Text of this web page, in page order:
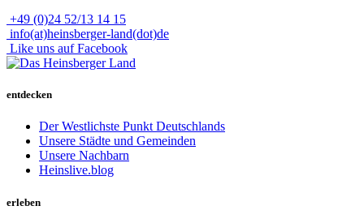
+49 (0)24 52/13 14 15
info(at)heinsberger-land(dot)de
Like uns auf Facebook
entdecken
Der Westlichste Punkt Deutschlands
Unsere Städte und Gemeinden
Unsere Nachbarn
Heinslive.blog
erleben